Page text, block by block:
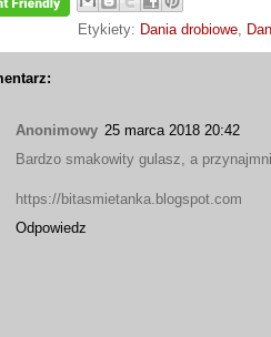
Etykiety: Dania drobiowe,
Anonimowy 25 marca 2018 20:42
Bardzo smakowity gulasz, a
https://bitasmietanka.blogspot.com
Odpowiedz